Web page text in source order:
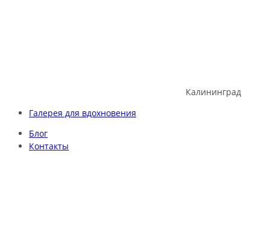
Калининград
Галерея для вдохновения
Блог
Контакты